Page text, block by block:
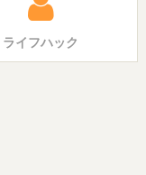
ライフハック